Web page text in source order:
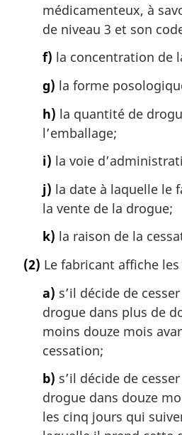
médicamenteux, à
de niveau 3 et son
f) la concentration de
g) la forme
h) la quantité de
l’emballage;
i) la voie
j) la date à laquelle le
la vente de la drogue;
k) la raison de la
(2) Le fabricant affiche
a) s’il décide de
drogue dans plus de
moins douze mois
cessation;
b) s’il décide de
drogue dans douze
les cinq jours qui